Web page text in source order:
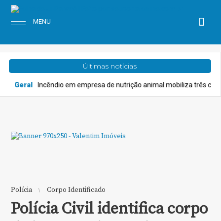
MENU
Últimas notícias
empresa de nutrição animal mobiliza três caminhões do Corpo de
Polícia Corpo Identificado
Polícia Civil identifica corpo